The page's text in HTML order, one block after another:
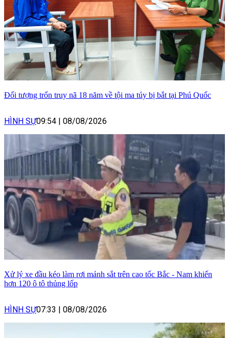
Đối tượng trốn truy nã 18 năm về tội ma túy bị bắt tại Phú Quốc
HÌNH SỰ09:54 | 08/08/2026
Xử lý xe đầu kéo làm rơi mảnh sắt trên cao tốc Bắc - Nam khiến
hơn 120 ô tô thủng lốp
HÌNH SỰ07:33 | 08/08/2026